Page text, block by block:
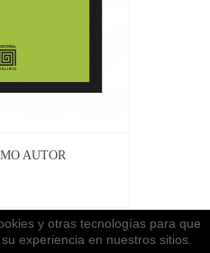
AUTOR
y otras tecnologías para que
experiencia en nuestros sitios.